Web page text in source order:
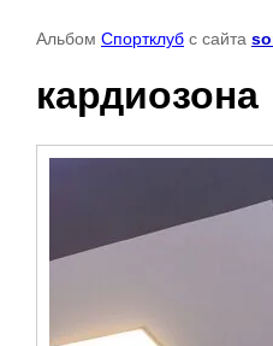
Альбом Спортклуб с сайта
кардиозона